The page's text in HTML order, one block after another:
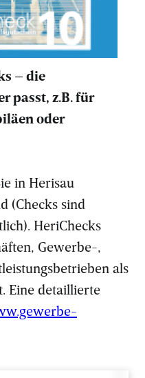
– die
passt, z.B. für
oder
in Herisau
(Checks sind
HeriChecks
Gewerbe-,
als
Eine detaillierte